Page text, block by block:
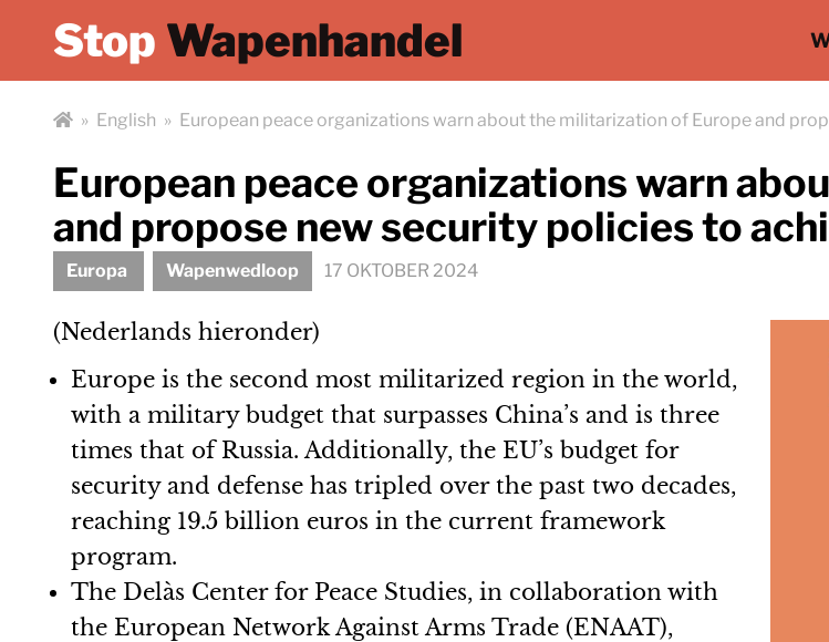
Stop Wapenhandel
» English » European peace organizations warn about the militarization of Europe and
European peace organizations warn
and propose new security policies to
Europa Wapenwedloop 17 OKTOBER 2024
(Nederlands hieronder)
Europe is the second most militarized region in the world,
with a military budget that surpasses China’s and is three
times that of Russia. Additionally, the EU’s budget for
security and defense has tripled over the past two decades,
reaching 19.5 billion euros in the current framework
program.
The Delàs Center for Peace Studies, in collaboration with
the European Network Against Arms Trade (ENAAT),